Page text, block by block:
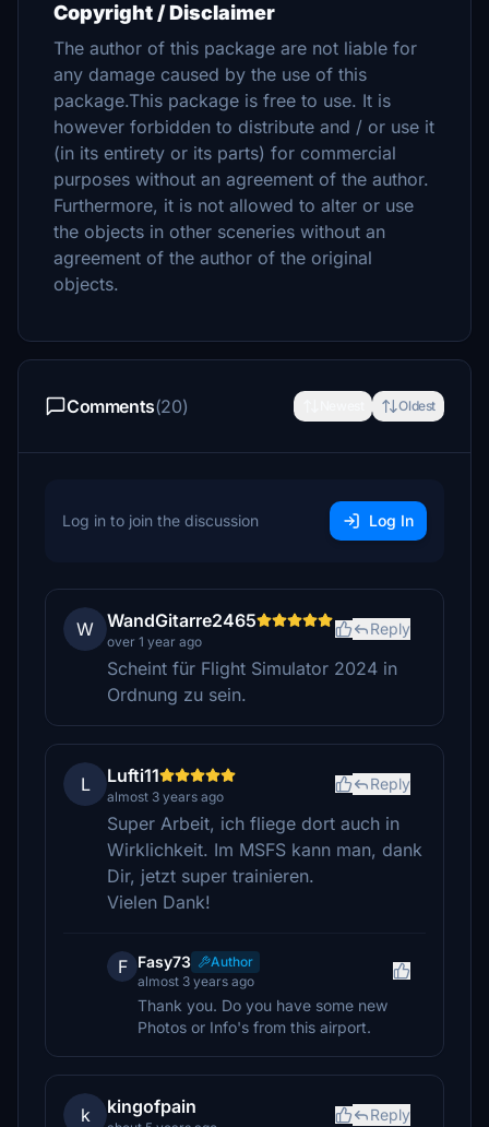
Copyright / Disclaimer
The author of this package are not liable for
any damage caused by the use of this
package.This package is free to use. It is
however forbidden to distribute and / or use it
(in its entirety or its parts) for commercial
purposes without an agreement of the author.
Furthermore, it is not allowed to alter or use
the objects in other sceneries without an
agreement of the author of the original
objects.
Comments(20) Oldest
Log in to join the discussion Log In
W WandGitarre2465
over 1 year ago
Reply
Scheint für Flight Simulator 2024 in
Ordnung zu sein.
L Lufti11
almost 3 years ago
Reply
Super Arbeit, ich fliege dort auch in
Wirklichkeit. Im MSFS kann man, dank
Dir, jetzt super trainieren.
Vielen Dank!
F Fasy73
Author
almost 3 years ago
Thank you. Do you have some new
Photos or Info's from this airport.
k kingofpain Reply